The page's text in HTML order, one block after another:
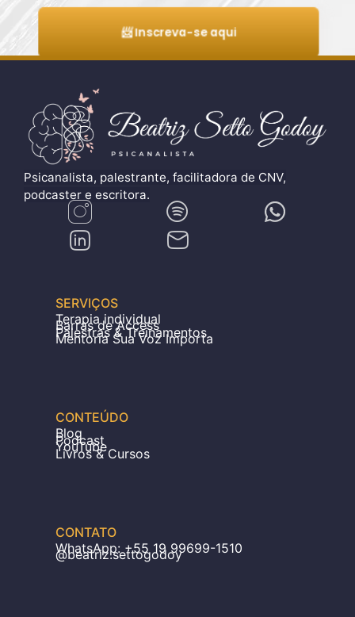
📨 Inscreva-se aqui
Psicanalista, palestrante, facilitadora de CNV,
podcaster e escritora.
SERVIÇOS
Terapia individual
Barras de Access
Palestras & Treinamentos
Mentoria Sua Voz Importa
CONTEÚDO
Blog
Podcast
YouTube
Livros & Cursos
CONTATO
WhatsApp: +55 19 99699-1510
@beatriz.settogodoy